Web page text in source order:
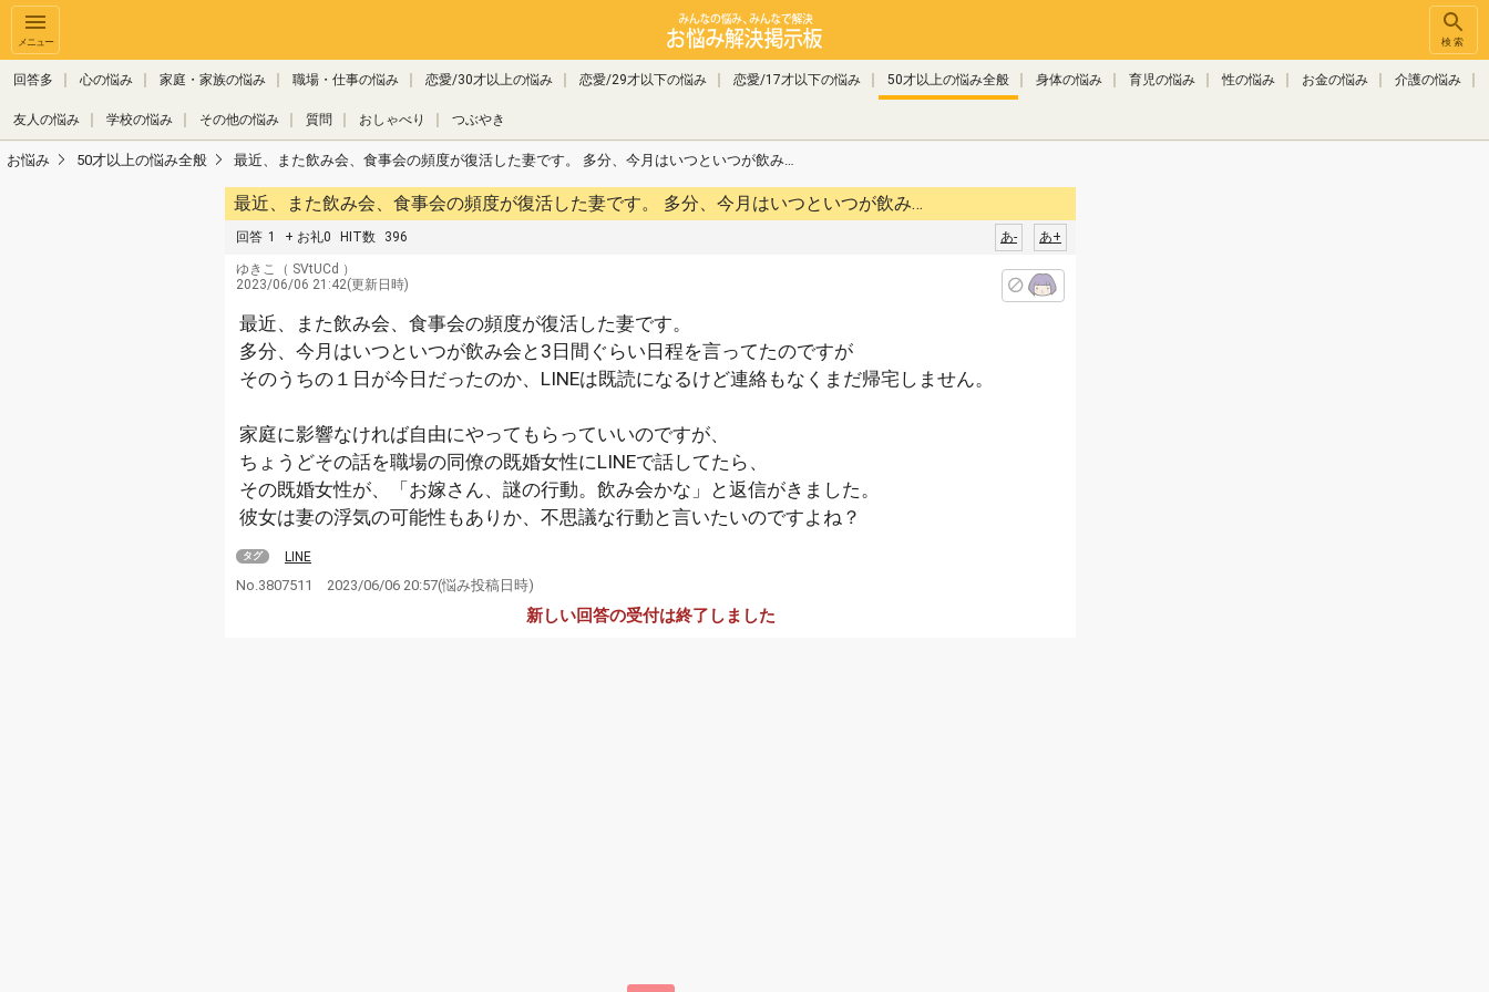
メニュー 検索
回答多 心の悩み 家庭・家族の悩み 職場・仕事の悩み 恋愛/30才以上の悩み 恋愛/29才以下の悩み 恋愛/17才以下の悩み 50才以上の悩み全般 身体の悩み 育児の悩み 性の悩み お金の悩み 介護の悩み
友人の悩み 学校の悩み その他の悩み 質問 おしゃべり つぶやき
お悩み 50才以上の悩み全般 最近、また飲み会、食事会の頻度が復活した妻です。 多分、今月はいつといつが飲み…
最近、また飲み会、食事会の頻度が復活した妻です。 多分、今月はいつといつが飲み…
回答 1 + お礼0 HIT数 396 あ+
あ-
ゆきこ
（ SVtUCd ）
2023/06/06 21:42(更新日時)
最近、また飲み会、食事会の頻度が復活した妻です。
多分、今月はいつといつが飲み会と3日間ぐらい日程を言ってたのですが
そのうちの１日が今日だったのか、LINEは既読になるけど連絡もなくまだ帰宅しません。
家庭に影響なければ自由にやってもらっていいのですが、
ちょうどその話を職場の同僚の既婚女性にLINEで話してたら、
その既婚女性が、「お嫁さん、謎の行動。飲み会かな」と返信がきました。
彼女は妻の浮気の可能性もありか、不思議な行動と言いたいのですよね？
タグ LINE
No.3807511 2023/06/06 20:57(悩み投稿日時)
新しい回答の受付は終了しました